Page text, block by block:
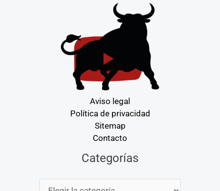
Aviso legal
Política de privacidad
Sitemap
Contacto
Categorías